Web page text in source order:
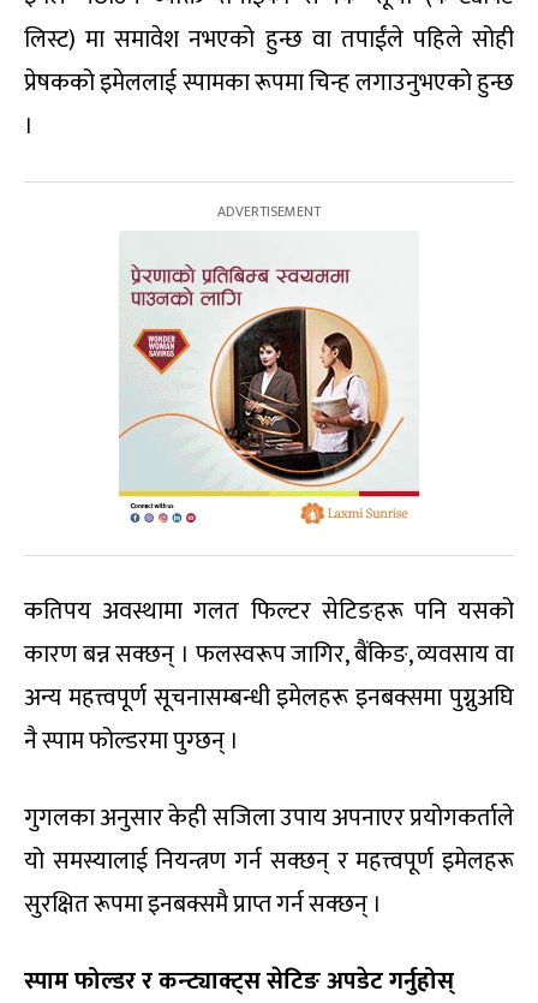
लिस्ट) मा समावेश नभएको हुन्छ वा तपाईंले पहिले सोही
प्रेषकको इमेललाई स्पामका रूपमा चिन्ह लगाउनुभएको हुन्छ
।
कतिपय अवस्थामा गलत फिल्टर सेटिङहरू पनि यसको
कारण बन्न सक्छन् । फलस्वरूप जागिर, बैंकिङ, व्यवसाय वा
अन्य महत्त्वपूर्ण सूचनासम्बन्धी इमेलहरू इनबक्समा पुग्नुअघि
नै स्पाम फोल्डरमा पुग्छन् ।
गुगलका अनुसार केही सजिला उपाय अपनाएर प्रयोगकर्ताले
यो समस्यालाई नियन्त्रण गर्न सक्छन् र महत्त्वपूर्ण इमेलहरू
सुरक्षित रूपमा इनबक्समै प्राप्त गर्न सक्छन् ।
स्पाम फोल्डर र कन्ट्याक्ट्स सेटिङ अपडेट गर्नुहोस्